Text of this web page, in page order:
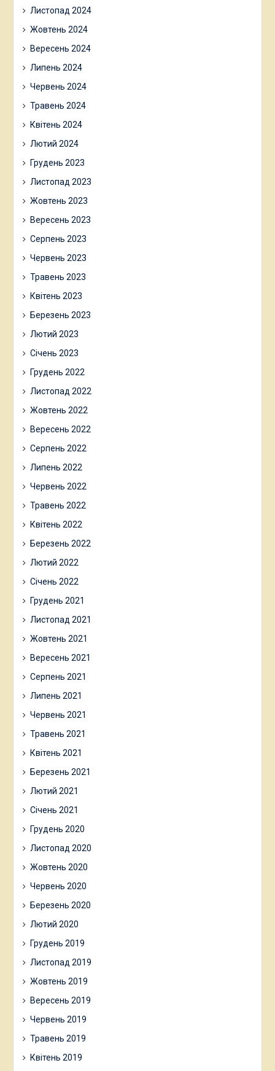
Листопад 2024
Жовтень 2024
Вересень 2024
Липень 2024
Червень 2024
Травень 2024
Квітень 2024
Лютий 2024
Грудень 2023
Листопад 2023
Жовтень 2023
Вересень 2023
Серпень 2023
Червень 2023
Травень 2023
Квітень 2023
Березень 2023
Лютий 2023
Січень 2023
Грудень 2022
Листопад 2022
Жовтень 2022
Вересень 2022
Серпень 2022
Липень 2022
Червень 2022
Травень 2022
Квітень 2022
Березень 2022
Лютий 2022
Січень 2022
Грудень 2021
Листопад 2021
Жовтень 2021
Вересень 2021
Серпень 2021
Липень 2021
Червень 2021
Травень 2021
Квітень 2021
Березень 2021
Лютий 2021
Січень 2021
Грудень 2020
Листопад 2020
Жовтень 2020
Червень 2020
Березень 2020
Лютий 2020
Грудень 2019
Листопад 2019
Жовтень 2019
Вересень 2019
Червень 2019
Травень 2019
Квітень 2019